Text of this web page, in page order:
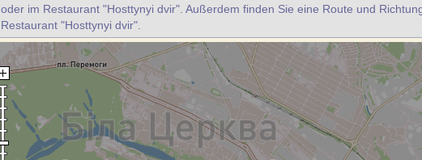
oder im Restaurant "Hosttynyi dvir". Außerdem finden Sie eine Route und
Restaurant "Hosttynyi dvir".